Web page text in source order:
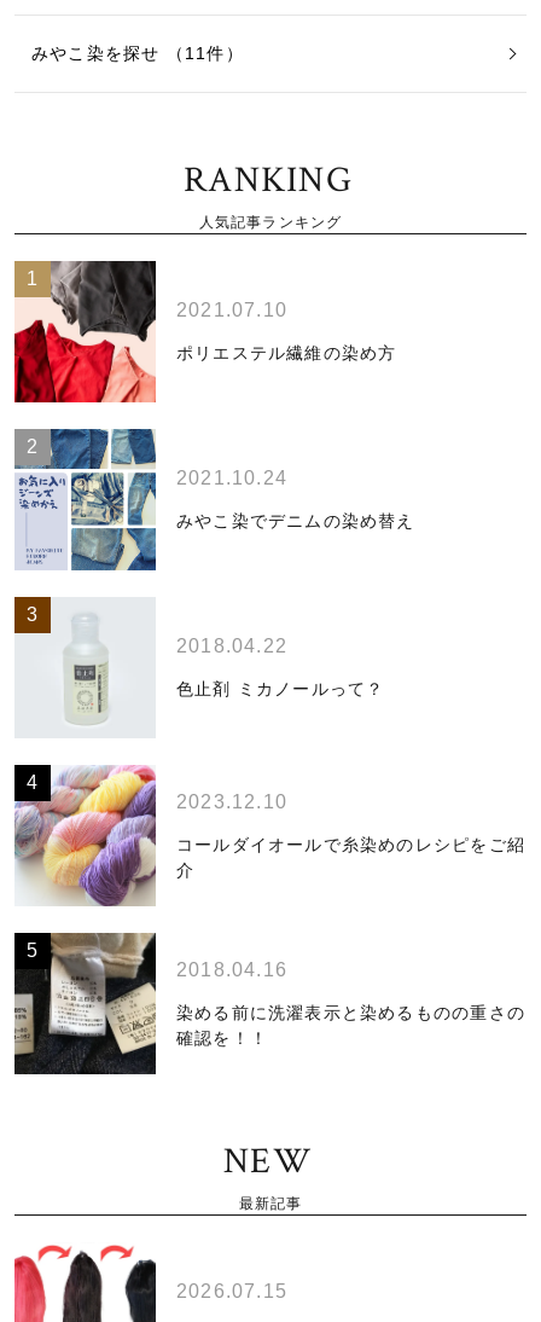
みやこ染を探せ （11件）
RANKING
人気記事ランキング
2021.07.10
ポリエステル繊維の染め方
2021.10.24
みやこ染でデニムの染め替え
2018.04.22
色止剤 ミカノールって？
2023.12.10
コールダイオールで糸染めのレシピをご紹
介
2018.04.16
染める前に洗濯表示と染めるものの重さの
確認を！！
NEW
最新記事
2026.07.15